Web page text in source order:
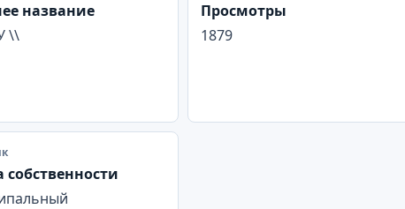
название
\\
Просмотры
1879